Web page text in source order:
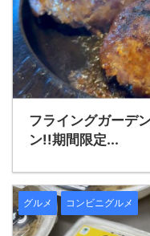
フライングガーデ
ン!!期間限定...
グルメ コンビニグルメ